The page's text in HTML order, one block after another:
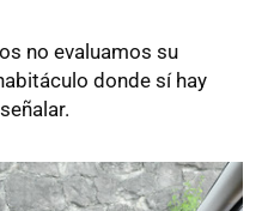
no evaluamos su
donde sí hay